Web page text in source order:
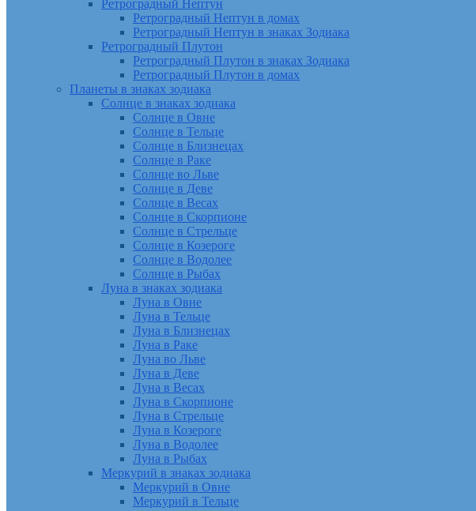
Ретроградный Нептун
Ретроградный Нептун в домах
Ретроградный Нептун в знаках Зодиака
Ретроградный Плутон
Ретроградный Плутон в знаках Зодиака
Ретроградный Плутон в домах
Планеты в знаках зодиака
Солнце в знаках зодиака
Солнце в Овне
Солнце в Тельце
Солнце в Близнецах
Солнце в Раке
Солнце во Льве
Солнце в Деве
Солнце в Весах
Солнце в Скорпионе
Солнце в Стрельце
Солнце в Козероге
Солнце в Водолее
Солнце в Рыбах
Луна в знаках зодиака
Луна в Овне
Луна в Тельце
Луна в Близнецах
Луна в Раке
Луна во Льве
Луна в Деве
Луна в Весах
Луна в Скорпионе
Луна в Стрельце
Луна в Козероге
Луна в Водолее
Луна в Рыбах
Меркурий в знаках зодиака
Меркурий в Овне
Меркурий в Тельце